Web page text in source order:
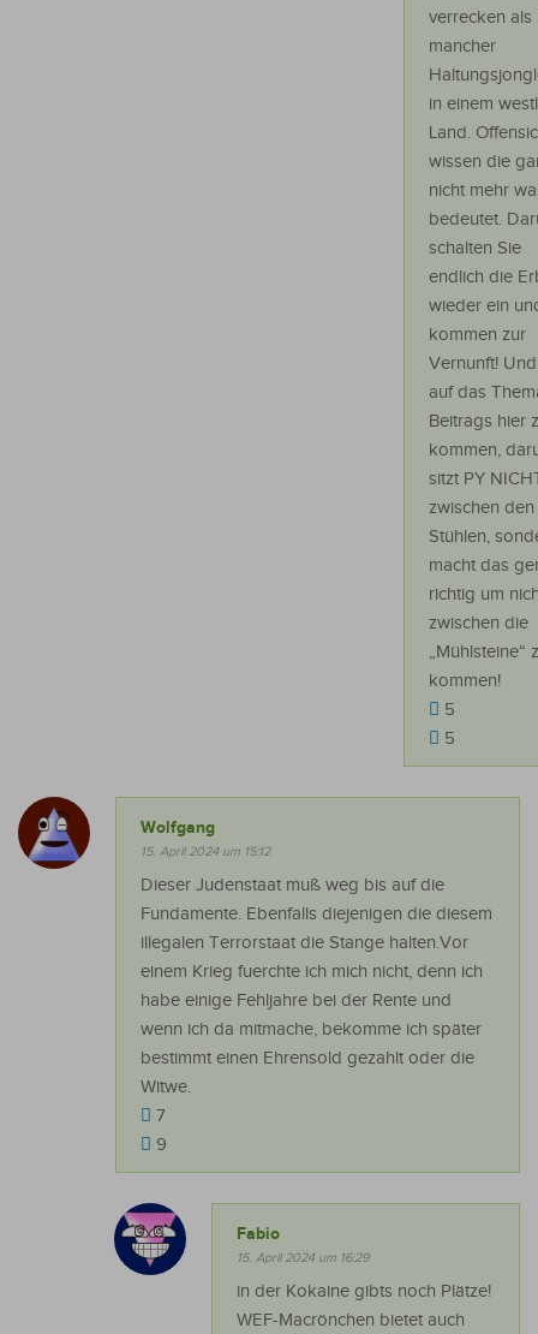
verrecken als
mancher
in einem
Land.
wissen die
nicht mehr
bedeutet.
schalten Sie
endlich die
wieder ein
kommen zur
Vernunft!
auf das
Beitrags hier
kommen,
sitzt PY
zwischen den
Stühlen,
macht das
richtig um
zwischen die
„Mühlsteine“
kommen!
5
5
Wolfgang
15. April 2024 um 15:12
Dieser Judenstaat muß weg bis auf die
Fundamente. Ebenfalls diejenigen die diesem
illegalen Terrorstaat die Stange halten.Vor
einem Krieg fuerchte ich mich nicht, denn ich
habe einige Fehljahre bei der Rente und
wenn ich da mitmache, bekomme ich später
bestimmt einen Ehrensold gezahlt oder die
Witwe.
7
9
Fabio
15. April 2024 um 16:29
in der Kokaine gibts noch Plätze!
WEF-Macrönchen bietet auch